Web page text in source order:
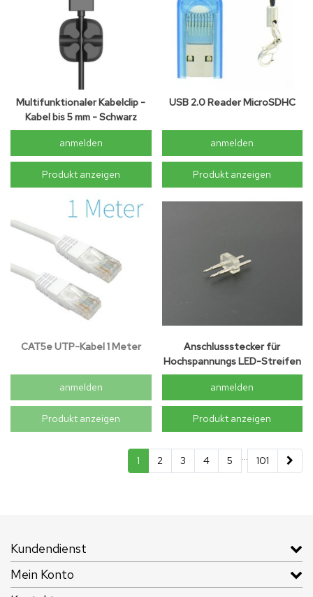
Multifunktionaler Kabelclip -
Kabel bis 5 mm - Schwarz
anmelden
Produkt anzeigen
USB 2.0 Reader MicroSDHC
anmelden
Produkt anzeigen
CAT5e UTP-Kabel 1 Meter
anmelden
Produkt anzeigen
Anschlussstecker für
Hochspannungs LED-Streifen
anmelden
Produkt anzeigen
1 2 3 4 5 ... 101
Kundendienst
Mein Konto